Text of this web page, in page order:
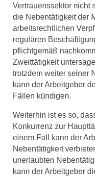
Vertrauenssektor nicht
die Nebentätigkeit der
arbeitsrechtlichen
regulären
pflichtgemäß
Zweittätigkeit
trotzdem weiter seiner
kann der Arbeitgeber
Fällen kündigen.
Weiterhin ist es so,
Konkurrenz zur
einem Fall kann der
Nebentätigkeit
unerlaubten
kann der Arbeitgeber